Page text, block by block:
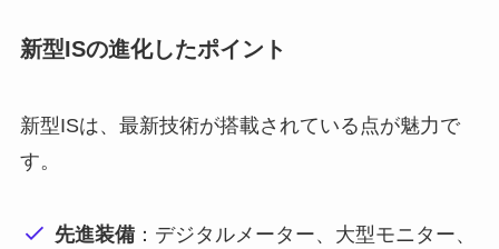
新型ISの進化したポイント
新型ISは、最新技術が搭載されている点が魅力で
す。
先進装備 ：デジタルメーター、大型モニター、